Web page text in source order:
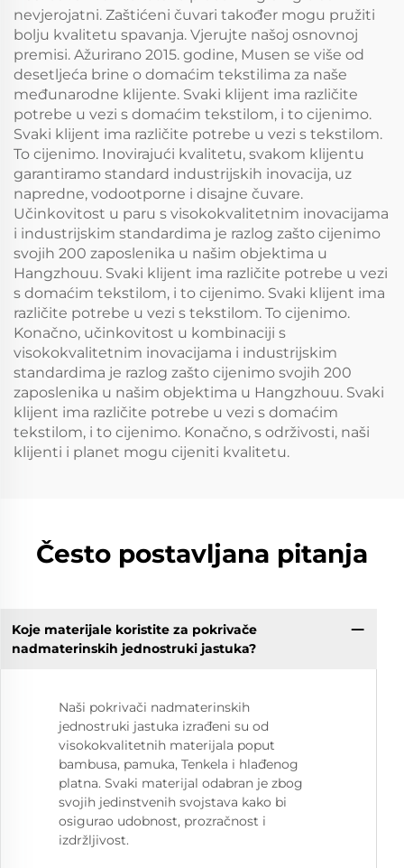
dodatak tipa pillow
top), Propuštanje
zraka i ublažavanje
tlaka
za spavaću sobu, hotel
(ugljeni sivi)
nevjerojatni. Zaštićeni čuvari također mogu pružiti
bolju kvalitetu spavanja. Vjerujte našoj osnovnoj
premisi. Ažurirano 2015. godine, Musen se više od
desetljeća brine o domaćim tekstilima za naše
međunarodne klijente. Svaki klijent ima različite
potrebe u vezi s domaćim tekstilom, i to cijenimo.
Svaki klijent ima različite potrebe u vezi s tekstilom.
To cijenimo. Inovirajući kvalitetu, svakom klijentu
garantiramo standard industrijskih inovacija, uz
napredne, vodootporne i disajne čuvare.
Učinkovitost u paru s visokokvalitetnim inovacijama
i industrijskim standardima je razlog zašto cijenimo
svojih 200 zaposlenika u našim objektima u
Hangzhouu. Svaki klijent ima različite potrebe u vezi
s domaćim tekstilom, i to cijenimo. Svaki klijent ima
različite potrebe u vezi s tekstilom. To cijenimo.
Konačno, učinkovitost u kombinaciji s
visokokvalitetnim inovacijama i industrijskim
standardima je razlog zašto cijenimo svojih 200
zaposlenika u našim objektima u Hangzhouu. Svaki
klijent ima različite potrebe u vezi s domaćim
tekstilom, i to cijenimo. Konačno, s održivosti, naši
klijenti i planet mogu cijeniti kvalitetu.
Često postavljana pitanja
Koje materijale koristite za pokrivače
nadmaterinskih jednostruki jastuka?
Naši pokrivači nadmaterinskih
jednostruki jastuka izrađeni su od
visokokvalitetnih materijala poput
bambusa, pamuka, Tenkela i hlađenog
platna. Svaki materijal odabran je zbog
svojih jedinstvenih svojstava kako bi
osigurao udobnost, prozračnost i
izdržljivost.